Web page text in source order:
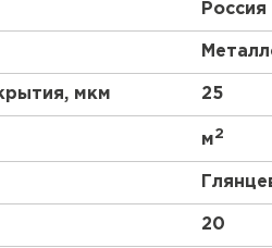
Россия
мкм 25
м2
20